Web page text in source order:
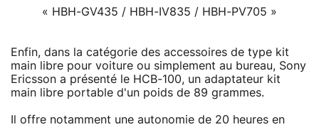
« HBH-GV435 / HBH-IV835 / HBH-PV705 »
Enfin, dans la catégorie des accessoires de type kit
main libre pour voiture ou simplement au bureau, Sony
Ericsson a présenté le HCB-100, un adaptateur kit
main libre portable d'un poids de 89 grammes.
Il offre notamment une autonomie de 20 heures en